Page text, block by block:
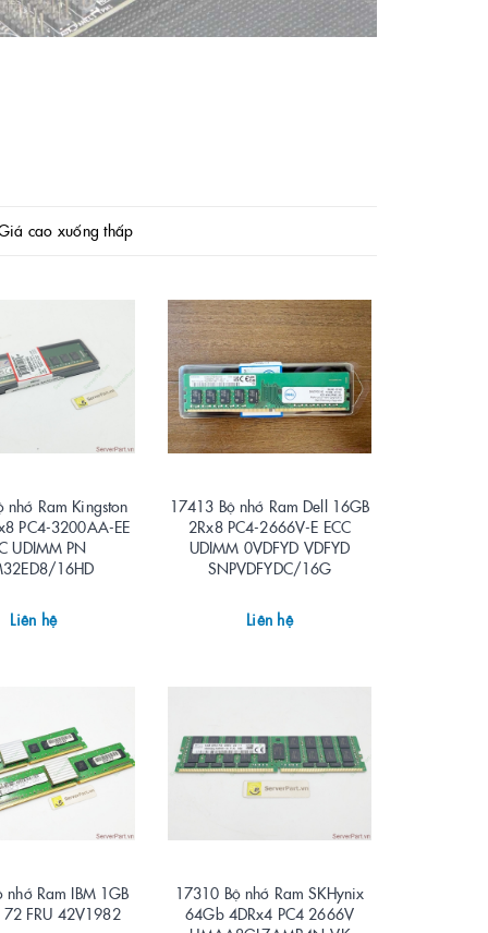
cao xuống thấp
nhớ Ram Kingston
PC4-3200AA-EE
UDIMM PN
16HD
Liên hệ
17413 Bộ nhớ Ram Dell 16GB
2Rx8 PC4-2666V-E ECC
UDIMM 0VDFYD VDFYD
SNPVDFYDC/16G
Liên hệ
nhớ Ram IBM 1GB
FRU 42V1982
17310 Bộ nhớ Ram SKHynix
64Gb 4DRx4 PC4 2666V